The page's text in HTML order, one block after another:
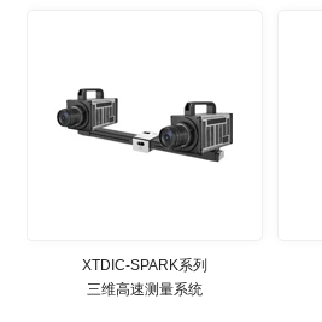
XTDIC-SPARK系列
三维高速测量系统